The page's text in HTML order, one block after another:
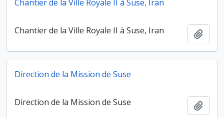
Chantier de la Ville Royale II à Suse, Iran
Chantier de la Ville Royale II à Suse, Iran
Direction de la Mission de Suse
Direction de la Mission de Suse